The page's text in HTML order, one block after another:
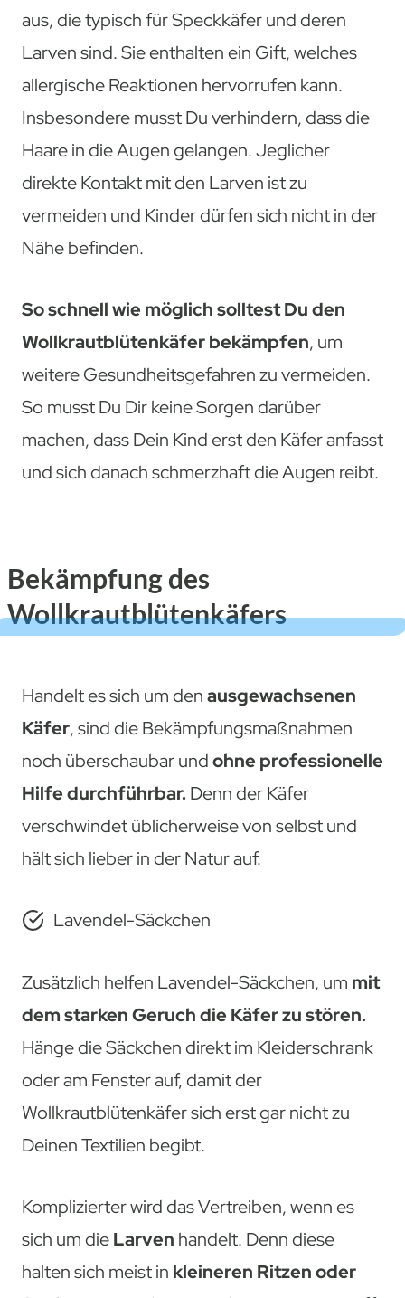
aus, die typisch für Speckkäfer und deren
Larven sind. Sie enthalten ein Gift, welches
allergische Reaktionen hervorrufen kann.
Insbesondere musst Du verhindern, dass die
Haare in die Augen gelangen. Jeglicher
direkte Kontakt mit den Larven ist zu
vermeiden und Kinder dürfen sich nicht in der
Nähe befinden.
So schnell wie möglich solltest Du den
Wollkrautblütenkäfer bekämpfen, um
weitere Gesundheitsgefahren zu vermeiden.
So musst Du Dir keine Sorgen darüber
machen, dass Dein Kind erst den Käfer anfasst
und sich danach schmerzhaft die Augen reibt.
Bekämpfung des
Wollkrautblütenkäfers
Handelt es sich um denausgewachsenen
Käfer, sind die Bekämpfungsmaßnahmen
noch überschaubar undohne professionelle
Hilfe durchführbar. Denn der Käfer
verschwindet üblicherweise von selbst und
hält sich lieber in der Natur auf.
Lavendel-Säckchen
Zusätzlich helfen Lavendel-Säckchen, um mit
dem starken Geruch die Käfer zu stören.
Hänge die Säckchen direkt im Kleiderschrank
oder am Fenster auf, damit der
Wollkrautblütenkäfer sich erst gar nicht zu
Deinen Textilien begibt.
Komplizierter wird das Vertreiben, wenn es
sich um dieLarven handelt. Denn diese
halten sich meist in kleineren Ritzen oder